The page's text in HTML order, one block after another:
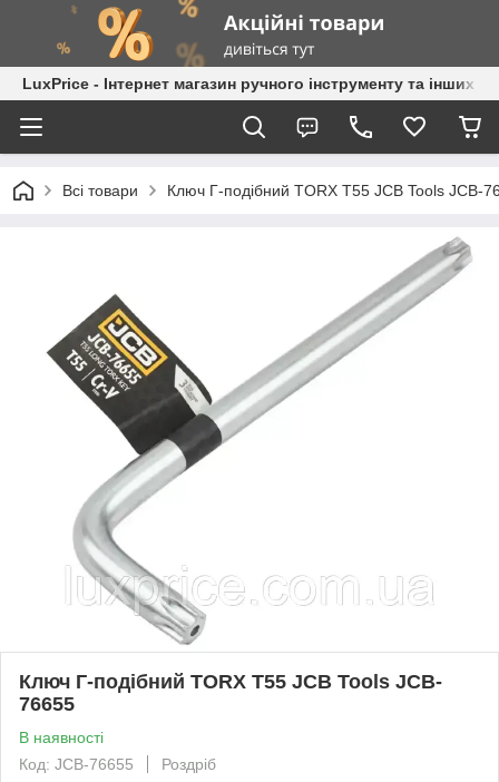
LuxPrice - Інтернет магазин ручного інструменту та інших
Всі товари Ключ Г-подібний TORX T55 JCB Tools JCB-
Ключ Г-подібний TORX T55 JCB Tools JCB-
76655
В наявності
Код: JCB-76655
Роздріб